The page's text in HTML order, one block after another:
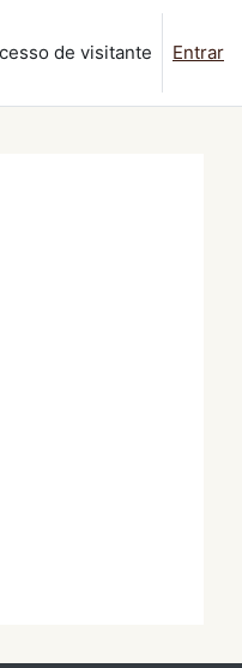
de visitante Entrar